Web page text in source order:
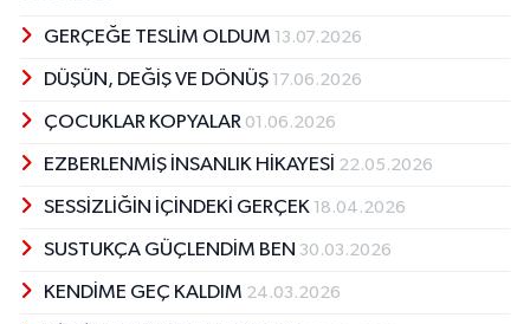
GERÇEĞE TESLİM OLDUM 13.07.2026
DÜŞÜN, DEĞİŞ VE DÖNÜŞ 17.06.2026
ÇOCUKLAR KOPYALAR 01.06.2026
EZBERLENMİŞ İNSANLIK HİKAYESİ 22.05.2026
SESSİZLİĞİN İÇİNDEKİ GERÇEK 18.04.2026
SUSTUKÇA GÜÇLENDİM BEN 30.03.2026
KENDİME GEÇ KALDIM 24.03.2026